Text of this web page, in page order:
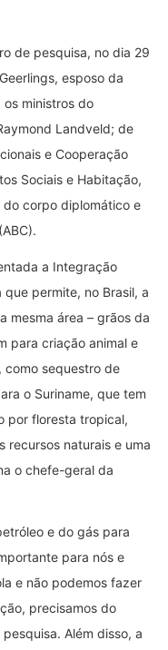
de pesquisa, no dia 29
esposo da
os ministros do
Landveld; de
e Cooperação
Sociais e Habitação,
do corpo diplomático e
a Integração
permite, no Brasil, a
mesma área – grãos da
para criação animal e
como sequestro de
o Suriname, que tem
por floresta tropical,
recursos naturais e uma
o chefe-geral da
e do gás para
para nós e
e não podemos fazer
precisamos do
Além disso, a